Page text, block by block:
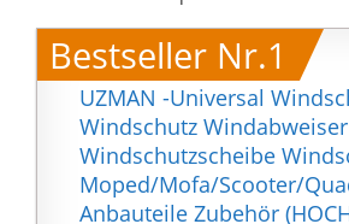
Bestseller Nr.1
UZMAN -Universal
Windschutz Windabweiser
Windschutzscheibe
Moped/Mofa/Scooter/
Anbauteile Zubehör